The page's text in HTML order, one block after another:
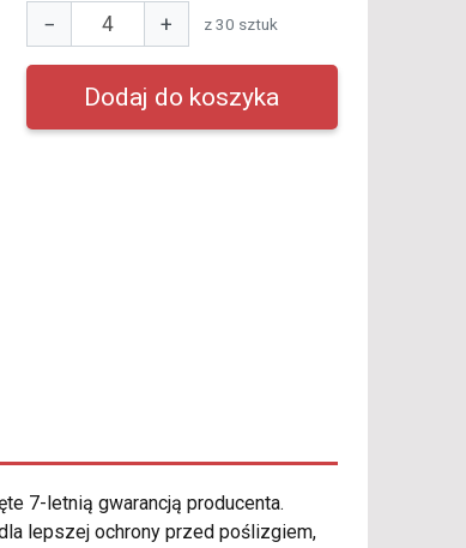
− + z 30 sztuk
7-letnią gwarancją producenta.
lepszej ochrony przed poślizgiem,